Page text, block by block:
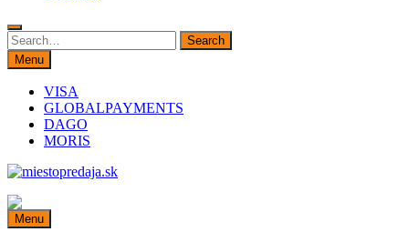
Search
for:
Search
Menu
VISA
GLOBALPAYMENTS
DAGO
MORIS
miestopredaja.sk
Miesto predaja
Menu